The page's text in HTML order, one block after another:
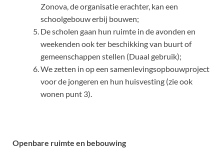
Zonova, de organisatie erachter, kan een
schoolgebouw erbij bouwen;
De scholen gaan hun ruimte in de avonden en
weekenden ook ter beschikking van buurt of
gemeenschappen stellen (Duaal gebruik);
We zetten in op een samenlevingsopbouwproject
voor de jongeren en hun huisvesting (zie ook
wonen punt 3).
Openbare ruimte en bebouwing